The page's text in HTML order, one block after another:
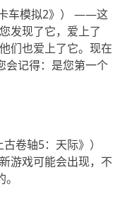
车模拟2》） ——这
发现了它，爱上了
们也爱上了它。现在
记得：是您第一个
卷轴5：天际》）
游戏可能会出现，不